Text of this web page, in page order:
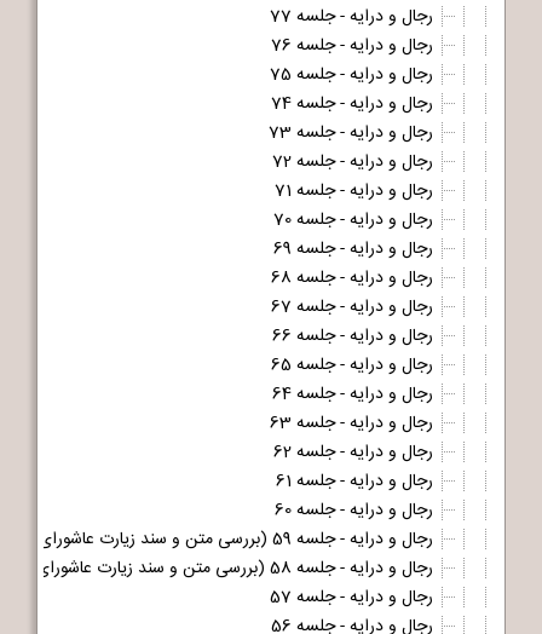
رجال و درایه - جلسه 77
رجال و درایه - جلسه 76
رجال و درایه - جلسه 75
رجال و درایه - جلسه 74
رجال و درایه - جلسه 73
رجال و درایه - جلسه 72
رجال و درایه - جلسه 71
رجال و درایه - جلسه 70
رجال و درایه - جلسه 69
رجال و درایه - جلسه 68
رجال و درایه - جلسه 67
رجال و درایه - جلسه 66
رجال و درایه - جلسه 65
رجال و درایه - جلسه 64
رجال و درایه - جلسه 63
رجال و درایه - جلسه 62
رجال و درایه - جلسه 61
رجال و درایه - جلسه 60
رجال و درایه - جلسه 59 (بررسی متن و سند زیارت عاشورای مشهور - قسمت دوم و آخر)
رجال و درایه - جلسه 58 (بررسی متن و سند زیارت عاشورای مشهور - قسمت اول)
رجال و درایه - جلسه 57
رجال و درایه - جلسه 56